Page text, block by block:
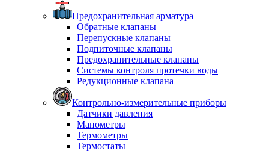
Предохранительная арматура
Обратные клапаны
Перепускные клапаны
Подпиточные клапаны
Предохранительные клапаны
Системы контроля протечки воды
Редукционные клапана
Контрольно-измерительные приборы
Датчики давления
Манометры
Термометры
Термостаты